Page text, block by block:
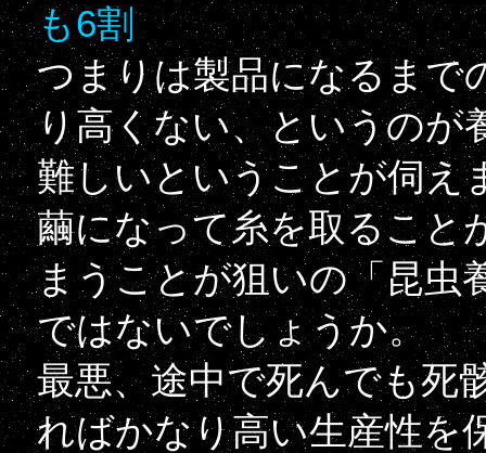
も6割
つまりは製品になるまで
り高くない、というのが
難しいということが伺え
繭になって糸を取ること
まうことが狙いの「昆虫
ではないでしょうか。
最悪、途中で死んでも死
ればかなり高い生産性を